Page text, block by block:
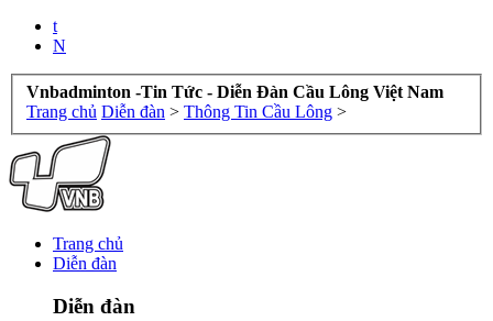
t
N
Vnbadminton -Tin Tức - Diễn Đàn Cầu Lông Việt Nam
Trang chủ Diễn đàn > Thông Tin Cầu Lông >
Trang chủ
Diễn đàn
Diễn đàn